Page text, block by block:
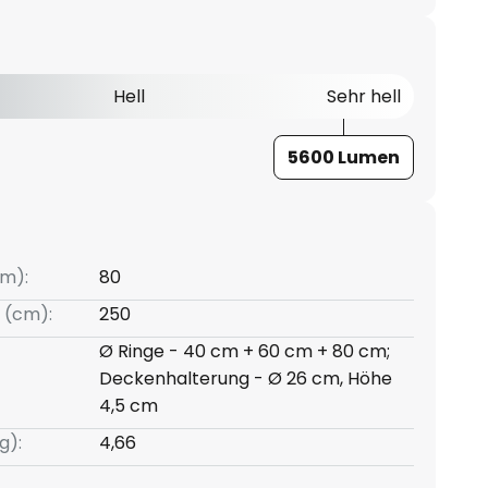
Hell Sehr hell
5600 Lumen
80
(cm):
250
Ø Ringe - 40 cm + 60 cm + 80 cm;
Deckenhalterung - Ø 26 cm, Höhe
4,5 cm
4,66